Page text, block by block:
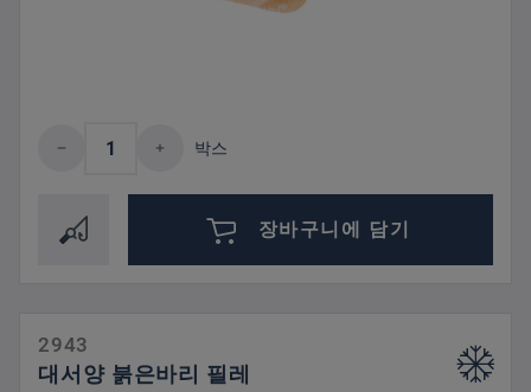
제품 수량: 원하는 값을 입력하거나 버튼
박스
장바구니에 담기
2943
대서양 붉은바리 필레